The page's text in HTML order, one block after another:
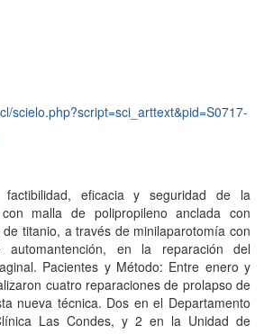
scielo.php?script=sci_arttext&pid=S0717-
eficacia y seguridad de la
con malla de polipropileno anclada con
titanio, a través de minilaparotomía con
automantención, en la reparación del
Pacientes y Método: Entre enero y
cuatro reparaciones de prolapso de
nueva técnica. Dos en el Departamento
Las Condes, y 2 en la Unidad de